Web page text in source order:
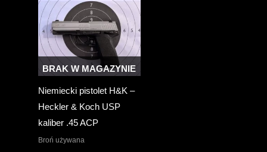
BRAK W MAGAZYNIE
Niemiecki pistolet H&K –
Heckler & Koch USP
kaliber .45 ACP
Broń używana